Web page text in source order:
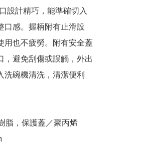
設計精巧，能準確切入
口感。握柄附有止滑設
用也不疲勞。附有安全蓋
，避免刮傷或誤觸，外出
洗碗機清洗，清潔便利
脂，保護蓋／聚丙烯